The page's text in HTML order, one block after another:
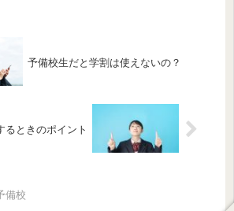
...
予備校生だと学割は使えないの？
るときのポイント
備校